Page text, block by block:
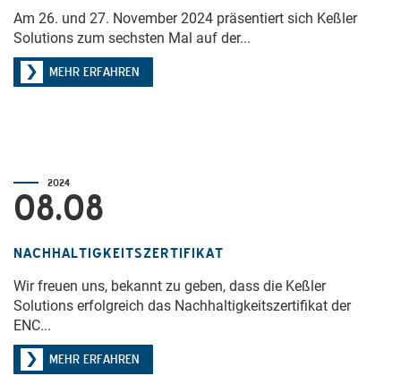
Am 26. und 27. November 2024 präsentiert sich Keßler
Solutions zum sechsten Mal auf der...
MEHR ERFAHREN
2024
08.08
NACHHALTIGKEITSZERTIFIKAT
Wir freuen uns, bekannt zu geben, dass die Keßler
Solutions erfolgreich das Nachhaltigkeitszertifikat der
ENC...
MEHR ERFAHREN